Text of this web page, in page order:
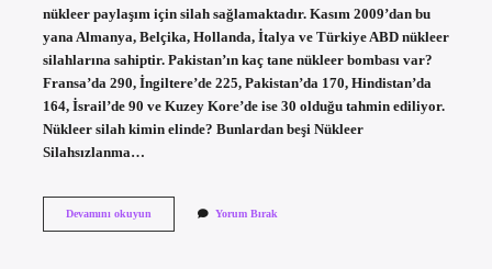
nükleer paylaşım için silah sağlamaktadır. Kasım 2009’dan bu
yana Almanya, Belçika, Hollanda, İtalya ve Türkiye ABD nükleer
silahlarına sahiptir. Pakistan’ın kaç tane nükleer bombası var?
Fransa’da 290, İngiltere’de 225, Pakistan’da 170, Hindistan’da
164, İsrail’de 90 ve Kuzey Kore’de ise 30 olduğu tahmin ediliyor.
Nükleer silah kimin elinde? Bunlardan beşi Nükleer
Silahsızlanma…
Devamını okuyunIncirlik
Yorum Bırak